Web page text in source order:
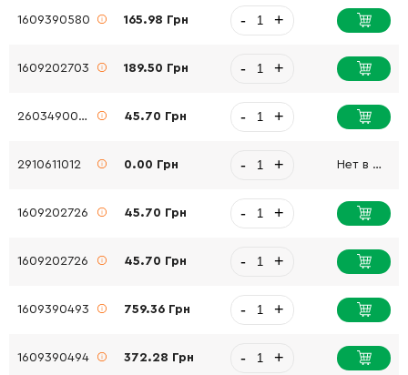
1609390580 165.98 Грн - +
1609202703 189.50 Грн - +
2603490024 45.70 Грн - +
2910611012 0.00 Грн - + Нет в наличии
1609202726 45.70 Грн - +
1609202726 45.70 Грн - +
1609390493 759.36 Грн - +
1609390494 372.28 Грн - +